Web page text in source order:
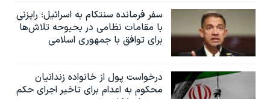
سفر فرمانده سنتکام به اسرائیل؛ رایزنی
با مقامات نظامی در بحبوحه تلاش‌ها
برای توافق با جمهوری اسلامی
درخواست پول از خانواده زندانیان
محکوم به‌ اعدام برای تاخیر اجرای حکم